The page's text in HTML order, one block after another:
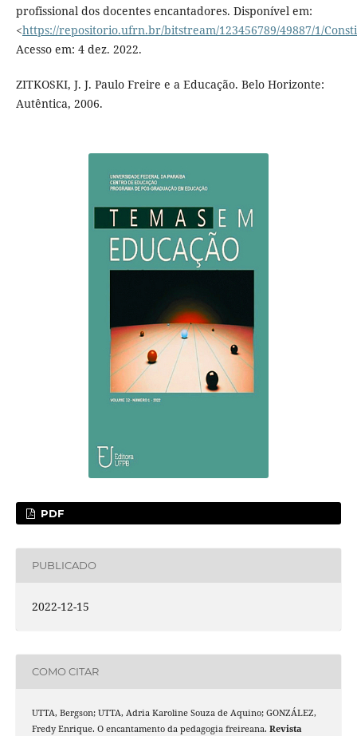
profissional dos docentes encantadores. Disponível em:
<https://repositorio.ufrn.br/bitstream/123456789/49887/1/
Acesso em: 4 dez. 2022.
ZITKOSKI, J. J. Paulo Freire e a Educação. Belo Horizonte:
Autêntica, 2006.
PDF
PUBLICADO
2022-12-15
COMO CITAR
UTTA, Bergson; UTTA, Adria Karoline Souza de Aquino; GONZÁLEZ,
Fredy Enrique. O encantamento da pedagogia freireana. Revista